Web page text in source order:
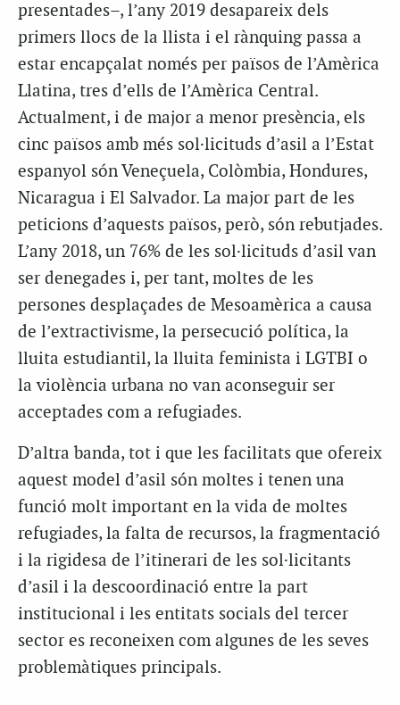
presentades–, l’any 2019 desapareix dels
primers llocs de la llista i el rànquing passa a
estar encapçalat només per països de l’Amèrica
Llatina, tres d’ells de l’Amèrica Central.
Actualment, i de major a menor presència, els
cinc països amb més sol·licituds d’asil a l’Estat
espanyol són Veneçuela, Colòmbia, Hondures,
Nicaragua i El Salvador. La major part de les
peticions d’aquests països, però, són rebutjades.
L’any 2018, un 76% de les sol·licituds d’asil van
ser denegades i, per tant, moltes de les
persones desplaçades de Mesoamèrica a causa
de l’extractivisme, la persecució política, la
lluita estudiantil, la lluita feminista i LGTBI o
la violència urbana no van aconseguir ser
acceptades com a refugiades.
D’altra banda, tot i que les facilitats que ofereix
aquest model d’asil són moltes i tenen una
funció molt important en la vida de moltes
refugiades, la falta de recursos, la fragmentació
i la rigidesa de l’itinerari de les sol·licitants
d’asil i la descoordinació entre la part
institucional i les entitats socials del tercer
sector es reconeixen com algunes de les seves
problemàtiques principals.